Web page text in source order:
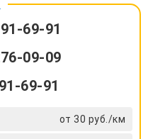
69-91
09-09
69-91
от 30 руб./км